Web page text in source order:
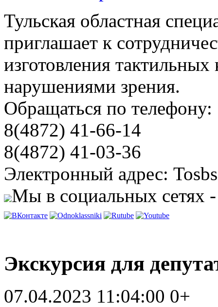
Тульская областная
приглашает к
изготовления
нарушениями зрения.
Обращаться по телефону:
8(4872) 41-66-14
8(4872) 41-03-36
Электронный адрес:
Мы в социальных сетях
Экскурсия для
07.04.2023 11:04:00 0+